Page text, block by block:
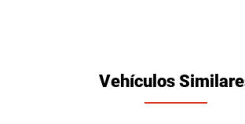
Vehículos